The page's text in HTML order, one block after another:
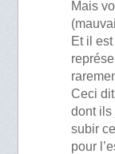
Mais
Et il
Ceci
dont ils
subir
pour